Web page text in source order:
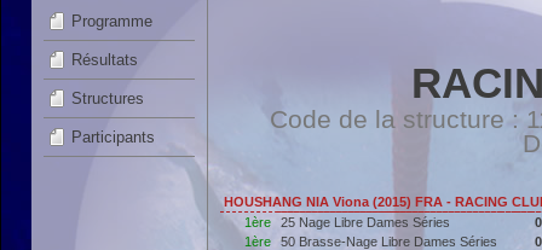
Programme
Résultats
Structures
Participants
Code de la structure :
HOUSHANG NIA Viona (2015) FRA - RACING
1ère
25 Nage Libre Dames Séries
1ère
50 Brasse-Nage Libre Dames Séries